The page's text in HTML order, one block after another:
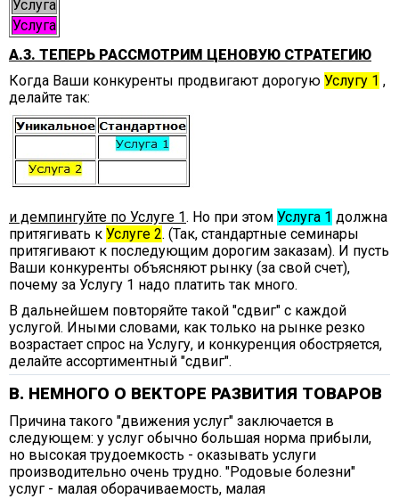
Услуга
Услуга
А.3. ТЕПЕРЬ РАССМОТРИМ ЦЕНОВУЮ СТРАТЕГИЮ
Когда Ваши конкуренты продвигают дорогую Услугу 1 ,
делайте так:
и демпингуйте по Услуге 1. Но при этом Услуга 1 должна
притягивать к Услуге 2. (Так, стандартные семинары
притягивают к последующим дорогим заказам). И пусть
Ваши конкуренты объясняют рынку (за свой счет),
почему за Услугу 1 надо платить так много.
В дальнейшем повторяйте такой "сдвиг" с каждой
услугой. Иными словами, как только на рынке резко
возрастает спрос на Услугу, и конкуренция обостряется,
делайте ассортиментный "сдвиг".
В. НЕМНОГО О ВЕКТОРЕ РАЗВИТИЯ ТОВАРОВ
Причина такого "движения услуг" заключается в
следующем: у услуг обычно большая норма прибыли,
но высокая трудоемкость - оказывать услуги
производительно очень трудно. "Родовые болезни"
услуг - малая оборачиваемость, малая